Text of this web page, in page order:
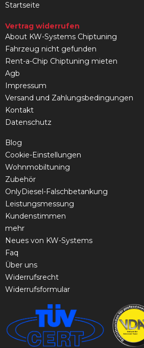
Startseite
Vertrag widerrufen
About KW-Systems Chiptuning
Fahrzeug nicht gefunden
Rent-a-Chip Chiptuning mieten
Agb
Impressum
Versand und Zahlungsbedingungen
Kontakt
Datenschutz
Blog
Cookie-Einstellungen
Wohnmobiltuning
Zubehör
OnlyDiesel-Falschbetankung
Leistungsmessung
Kundenstimmen
mehr
Neues von KW-Systems
Faq
Über uns
Widerrufsrecht
Widerrufsformular